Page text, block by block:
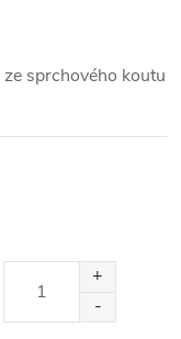
sprchového koutu